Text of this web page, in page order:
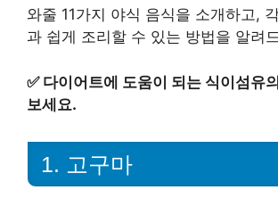
와줄 11가지 야식 음식을 소개하고,
과 쉽게 조리할 수 있는 방법을 알려
✅ 다이어트에 도움이 되는 식이섬유
보세요.
1. 고구마